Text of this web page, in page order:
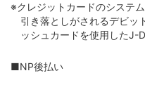
※クレジットカードのシステ
引き落としがされるデビッ
ッシュカードを使用したJ-
■NP後払い